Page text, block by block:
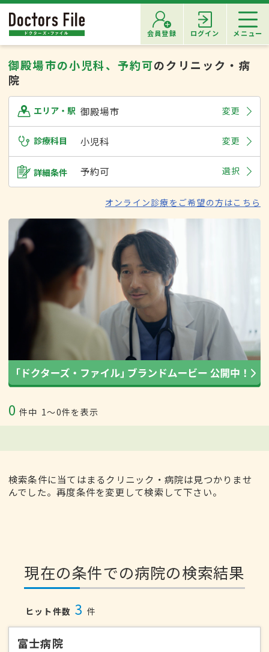
会員登録 ログイン メニュー
御殿場市の小児科、予約可のクリニック・病
院
エリア・駅 御殿場市 変更
診療科目 小児科 変更
詳細条件 予約可 選択
オンライン診療をご希望の方はこちら
0 件中 1〜0件を表示
検索条件に当てはまるクリニック・病院は見つかりませ
んでした。再度条件を変更して検索して下さい。
現在の条件での病院の検索結果
ヒット件数 3 件
富士病院